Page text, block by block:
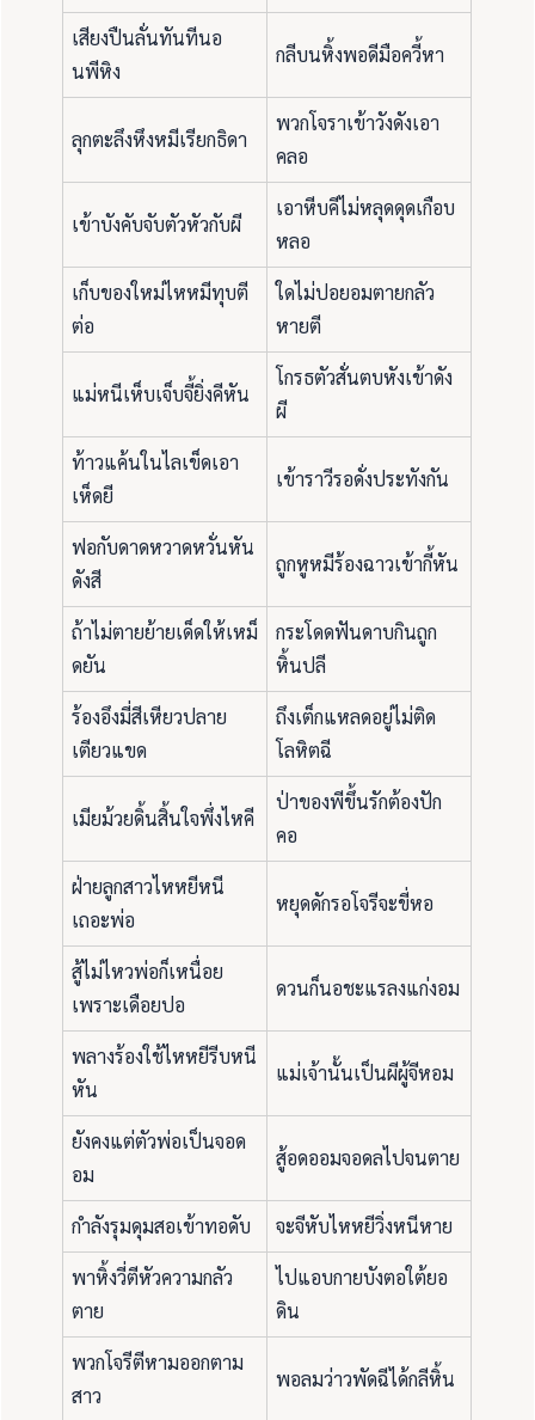
เสียงปืนลั่นทันทีนอ
นพีหิง
กลีบนหิ้งพอดีมือควี้หา
ลุกตะลึงหึงหมีเรียกธิดา
พวกโจราเข้าวังดังเอา
คลอ
เข้าบังคับจับตัวหัวกับผี
เอาหีบคีไม่หลุดดุดเกือบ
หลอ
เก็บของใหม่ไหหมีทุบตี
ต่อ
ใดไม่ปอยอมตายกลัว
หายตี
แม่หนีเห็บเจ็บจี้ยิ่งคีหัน
โกรธตัวสั่นตบหังเข้าดัง
ผี
ท้าวแค้นในไลเข็ดเอา
เห็ดยี
เข้าราวีรอดั่งประทังกัน
ฟอกับดาดหวาดหวั่นหัน
ดังสี
ถูกหูหมีร้องฉาวเข้ากี้หัน
ถ้าไม่ตายย้ายเด็ดให้เหม็
ดยัน
กระโดดฟันดาบกินถูก
หิ้นปลี
ร้องอึงมี่สีเหียวปลาย
เตียวแขด
ถึงเต็กแหลดอยู่ไม่ติด
โลหิตฉี
เมียม้วยดิ้นสิ้นใจพึ่งไหคี
ป่าของพีขึ้นรักต้องปัก
คอ
ฝ่ายลูกสาวไหหยีหนี
เถอะพ่อ
หยุดดักรอโจรีจะขี่หอ
สู้ไม่ไหวพ่อก็เหนื่อย
เพราะเดือยปอ
ดวนก็นอชะแรลงแก่งอม
พลางร้องใช้ไหหยีรีบหนี
หัน
แม่เจ้านั้นเป็นผีผู้จีหอม
ยังคงแต่ตัวพ่อเป็นจอด
อม
สู้อดออมจอดลไปจนตาย
กำลังรุมดุมสอเข้าทอดับ จะจีหับไหหยีวิ่งหนีหาย
พาหิ้งวี่ตีหัวความกลัว
ตาย
ไปแอบกายบังตอใต้ยอ
ดิน
พวกโจรีตีหามออกตาม
สาว
พอลมว่าวพัดฉีได้กลีหิ้น